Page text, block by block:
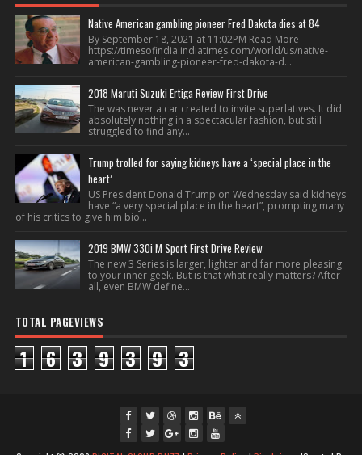
Native American gambling pioneer Fred Dakota dies at 84
By September 18, 2021 at 11:02PM Read More
https://timesofindia.indiatimes.com/world/us/native-
american-gambling-pioneer-fred-dakota-d...
2018 Maruti Suzuki Ertiga Review First Drive
The was never a car created to invite superlatives. It did
absolutely nothing in a spectacular fashion, but still
struggled to find any...
Trump trolled for saying kidneys have a ‘special place in the
heart’
US President Donald Trump on Wednesday said kidneys
have “a very special place in the heart”, prompting many
of his critics to give him bio...
2019 BMW 330i M Sport First Drive Review
The new 3 Series is larger, lighter and far more pleasing
to your inner geek. But is that what really matters? After
all, even BMW define...
TOTAL PAGEVIEWS
1 6 3 9 3 9 3
fac twi gpl ins you